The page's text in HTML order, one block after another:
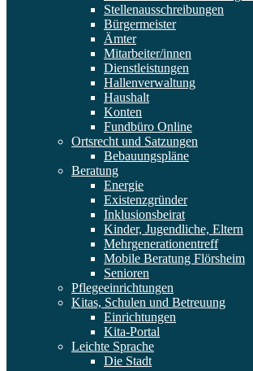
Stellenausschreibungen
Bürgermeister
Ämter
Mitarbeiter/innen
Dienstleistungen
Hallenverwaltung
Haushalt
Konten
Fundbüro Online
Ortsrecht und Satzungen
Bebauungspläne
Beratung
Energie
Existenzgründer
Inklusionsbeirat
Kinder, Jugendliche, Eltern
Mehrgenerationentreff
Mobile Beratung Flörsheim
Senioren
Pflegeeinrichtungen
Kitas, Schulen und Betreuung
Einrichtungen
Kita-Portal
Leichte Sprache
Die Stadt